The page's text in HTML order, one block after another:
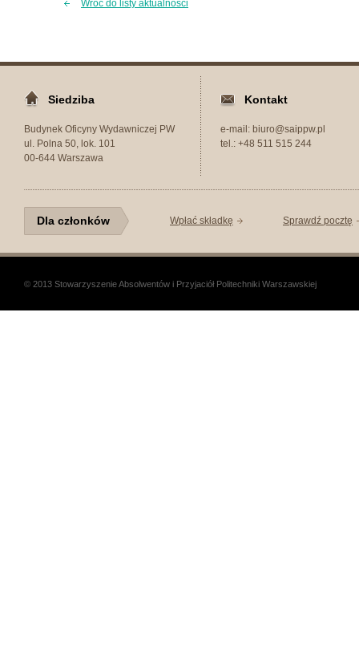
Wróć do listy aktualności
Siedziba
Budynek Oficyny Wydawniczej PW
ul. Polna 50, lok. 101
00-644 Warszawa
Kontakt
e-mail: biuro@saippw.pl
tel.: +48 511 515 244
Dla członków Wpłać składkę Sprawdź pocztę
© 2013 Stowarzyszenie Absolwentów i Przyjaciół Politechniki Warszawskiej